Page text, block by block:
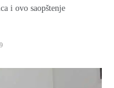
i ovo saopštenje